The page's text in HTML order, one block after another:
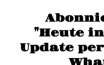
"Heute
moc.grubmah-enezs@ofni